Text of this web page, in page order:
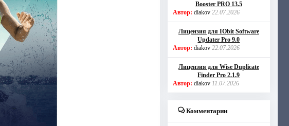
Booster PRO 13.5
Автор: diakov 22.07.2026
Лицензия для IObit Software
Updater Pro 9.0
Автор: diakov 22.07.2026
Лицензия для Wise Duplicate
Finder Pro 2.1.9
Автор: diakov 11.07.2026
Комментарии